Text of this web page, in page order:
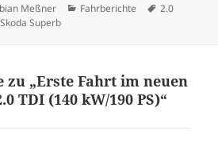
Meßner Kategorien
Fahrberichte Schlagwörter
2.0
Skoda Superb
zu „Erste Fahrt im neuen
TDI (140 kW/190 PS)“